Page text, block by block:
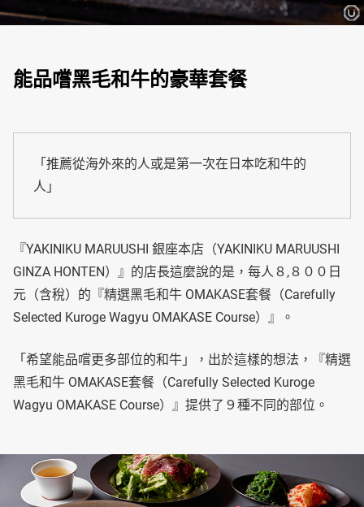
能品嚐黑毛和牛的豪華套餐
「推薦從海外來的人或是第一次在日本吃和牛的
人」
『YAKINIKU MARUUSHI 銀座本店（YAKINIKU MARUUSHI
GINZA HONTEN）』的店長這麼說的是，每人８,８００日
元（含稅）的『精選黑毛和牛 OMAKASE套餐（Carefully
Selected Kuroge Wagyu OMAKASE Course）』。
「希望能品嚐更多部位的和牛」，出於這樣的想法，『精選
黑毛和牛 OMAKASE套餐（Carefully Selected Kuroge
Wagyu OMAKASE Course）』提供了９種不同的部位。